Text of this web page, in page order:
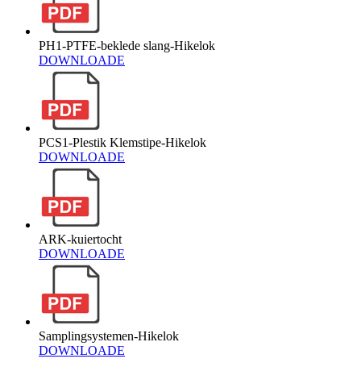
PH1-PTFE-beklede slang-Hikelok
DOWNLOADE
PCS1-Plestik Klemstipe-Hikelok
DOWNLOADE
ARK-kuiertocht
DOWNLOADE
Samplingsystemen-Hikelok
DOWNLOADE